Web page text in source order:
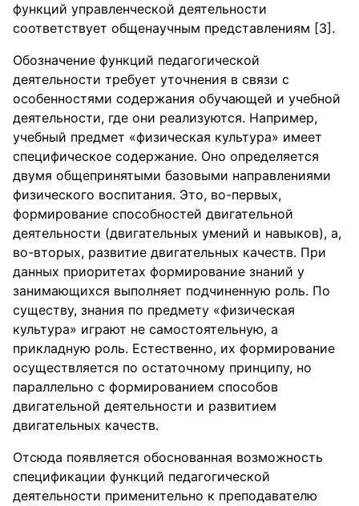
функций управленческой деятельности
соответствует общенаучным представлениям [3].
Обозначение функций педагогической
деятельности требует уточнения в связи с
особенностями содержания обучающей и учебной
деятельности, где они реализуются. Например,
учебный предмет «физическая культура» имеет
специфическое содержание. Оно определяется
двумя общепринятыми базовыми направлениями
физического воспитания. Это, во-первых,
формирование способностей двигательной
деятельности (двигательных умений и навыков), а,
во-вторых, развитие двигательных качеств. При
данных приоритетах формирование знаний у
занимающихся выполняет подчиненную роль. По
существу, знания по предмету «физическая
культура» играют не самостоятельную, а
прикладную роль. Естественно, их формирование
осуществляется по остаточному принципу, но
параллельно с формированием способов
двигательной деятельности и развитием
двигательных качеств.
Отсюда появляется обоснованная возможность
спецификации функций педагогической
деятельности применительно к преподавателю